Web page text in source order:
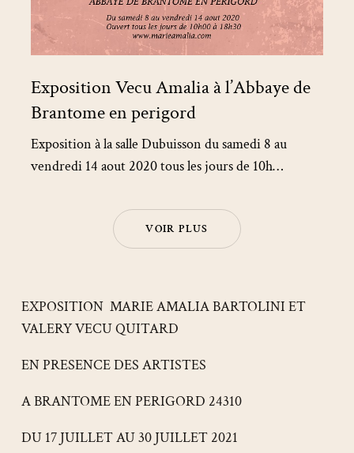
Exposition Vecu Amalia à l’Abbaye de
Brantome en perigord
Exposition à la salle Dubuisson du samedi 8 au
vendredi 14 aout 2020 tous les jours de 10h…
VOIR PLUS
EXPOSITION MARIE AMALIA BARTOLINI ET
VALERY VECU QUITARD
EN PRESENCE DES ARTISTES
A BRANTOME EN PERIGORD 24310
DU 17 JUILLET AU 30 JUILLET 2021